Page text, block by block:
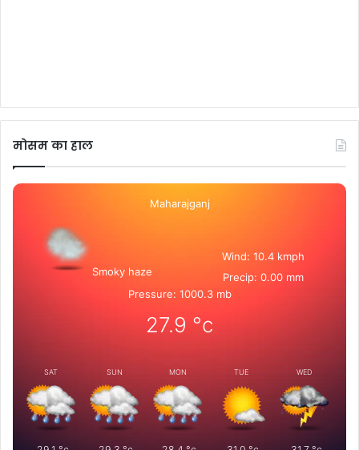
मोसम का हाल
Maharajganj
Smoky haze
Wind: 10.4 kmph
Precip: 0.00 mm
Pressure: 1000.3 mb
27.9 °c
SAT SUN MON TUE WED